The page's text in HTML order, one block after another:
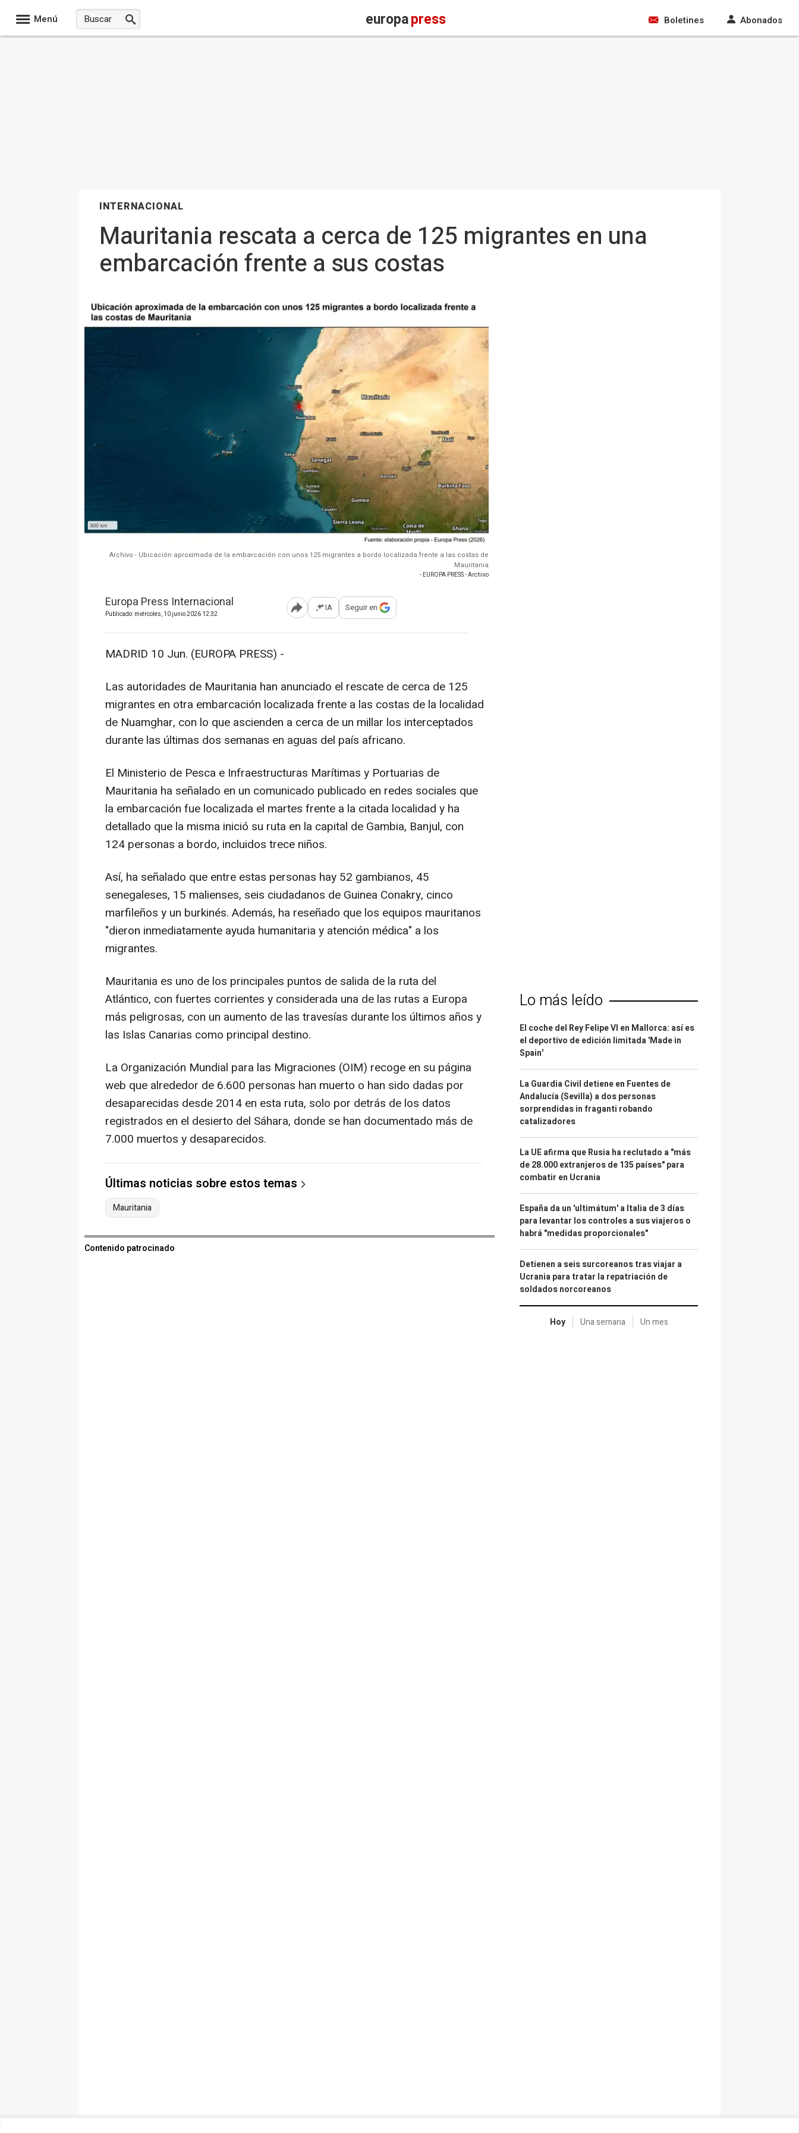
Menú europapress Boletines Abonados
INTERNACIONAL
Mauritania rescata a cerca de 125 migrantes en una
embarcación frente a sus costas
Archivo - Ubicación aproximada de la embarcación con unos 125 migrantes a bordo localizada frente a las costas de
Mauritania
- EUROPA PRESS - Archivo
Europa Press Internacional
Publicado: miércoles, 10 junio 2026 12:32 Abrir opciones para compartir
IA Seguir en
MADRID 10 Jun. (EUROPA PRESS) -
Las autoridades de Mauritania han anunciado el rescate de cerca de 125
migrantes en otra embarcación localizada frente a las costas de la localidad
de Nuamghar, con lo que ascienden a cerca de un millar los interceptados
durante las últimas dos semanas en aguas del país africano.
El Ministerio de Pesca e Infraestructuras Marítimas y Portuarias de
Mauritania ha señalado en un comunicado publicado en redes sociales que
la embarcación fue localizada el martes frente a la citada localidad y ha
detallado que la misma inició su ruta en la capital de Gambia, Banjul, con
124 personas a bordo, incluidos trece niños.
Así, ha señalado que entre estas personas hay 52 gambianos, 45
senegaleses, 15 malienses, seis ciudadanos de Guinea Conakry, cinco
marfileños y un burkinés. Además, ha reseñado que los equipos mauritanos
"dieron inmediatamente ayuda humanitaria y atención médica" a los
migrantes.
Mauritania es uno de los principales puntos de salida de la ruta del
Atlántico, con fuertes corrientes y considerada una de las rutas a Europa
más peligrosas, con un aumento de las travesías durante los últimos años y
las Islas Canarias como principal destino.
La Organización Mundial para las Migraciones (OIM) recoge en su página
web que alrededor de 6.600 personas han muerto o han sido dadas por
desaparecidas desde 2014 en esta ruta, solo por detrás de los datos
registrados en el desierto del Sáhara, donde se han documentado más de
7.000 muertos y desaparecidos.
Últimas noticias sobre estos temas
Mauritania
Contenido patrocinado
Lo más leído
El coche del Rey Felipe VI en Mallorca: así es
el deportivo de edición limitada 'Made in
Spain'
La Guardia Civil detiene en Fuentes de
Andalucía (Sevilla) a dos personas
sorprendidas in fraganti robando
catalizadores
La UE afirma que Rusia ha reclutado a "más
de 28.000 extranjeros de 135 países" para
combatir en Ucrania
España da un 'ultimátum' a Italia de 3 días
para levantar los controles a sus viajeros o
habrá "medidas proporcionales"
Detienen a seis surcoreanos tras viajar a
Ucrania para tratar la repatriación de
soldados norcoreanos
Hoy Una semana Un mes